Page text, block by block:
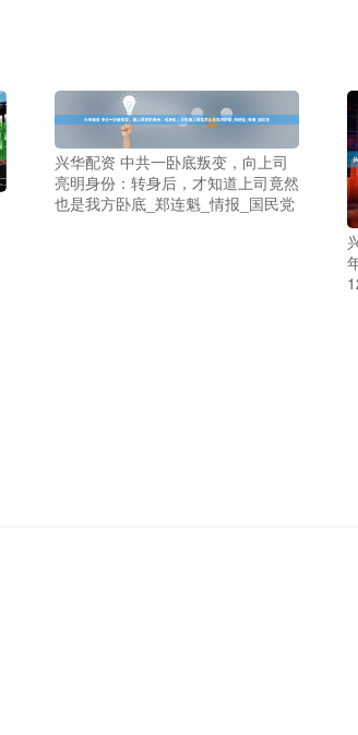
兴华配资 中共一卧底叛变，向上司
亮明身份：转身后，才知道上司竟然
也是我方卧底_郑连魁_情报_国民党